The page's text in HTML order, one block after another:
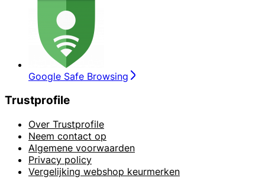
Google Safe Browsing
Trustprofile
Over Trustprofile
Neem contact op
Algemene voorwaarden
Privacy policy
Vergelijking webshop keurmerken